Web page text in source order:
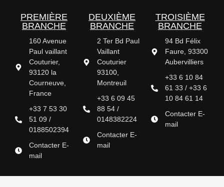
PREMIÈRE
BRANCHE
160 Avenue
Paul vaillant
Couturier,
93120 la
Courneuve,
France
+33 7 53 30
51 09 /
0188502394
Contacter E-
mail
DEUXIÈME
BRANCHE
2 Ter Bd Paul
Vaillant
Couturier
93100,
Montreuil
+33 6 09 45
88 54 /
0148382224
Contacter E-
mail
TROISIÈME
BRANCHE
94 Bd Félix
Faure, 93300
Aubervilliers
+33 6 10 84
61 33 / +33 6
10 84 61 14
Contacter E-
mail